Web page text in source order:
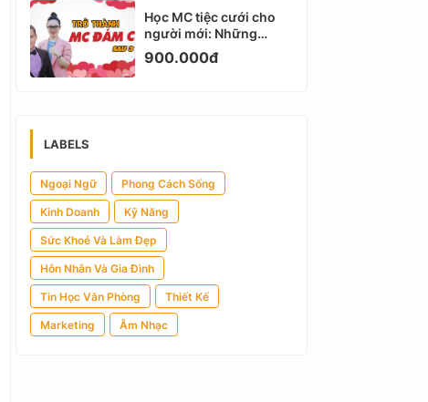
Học MC tiệc cưới cho
người mới: Những
ngày đầu thực sự khá
ngợp
900.000đ
LABELS
Ngoại Ngữ Phong Cách Sống
Kinh Doanh Kỹ Năng
Sức Khoẻ Và Làm Đẹp
Hôn Nhân Và Gia Đình
Tin Học Văn Phòng Thiết Kế
Marketing Âm Nhạc